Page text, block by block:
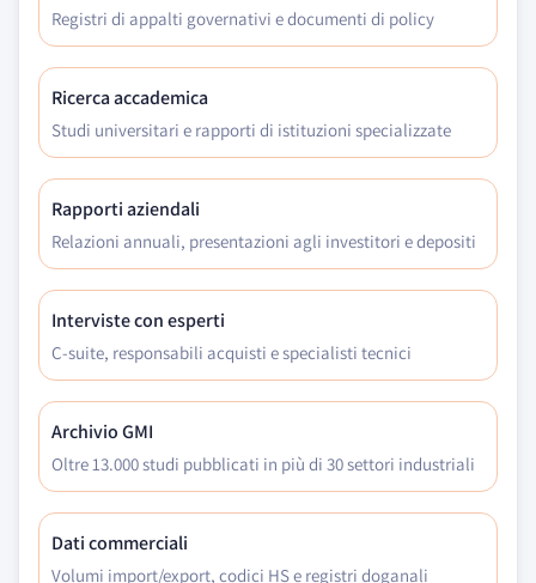
Registri di appalti governativi e documenti di policy
Ricerca accademica
Studi universitari e rapporti di istituzioni specializzate
Rapporti aziendali
Relazioni annuali, presentazioni agli investitori e depositi
Interviste con esperti
C-suite, responsabili acquisti e specialisti tecnici
Archivio GMI
Oltre 13.000 studi pubblicati in più di 30 settori industriali
Dati commerciali
Volumi import/export, codici HS e registri doganali